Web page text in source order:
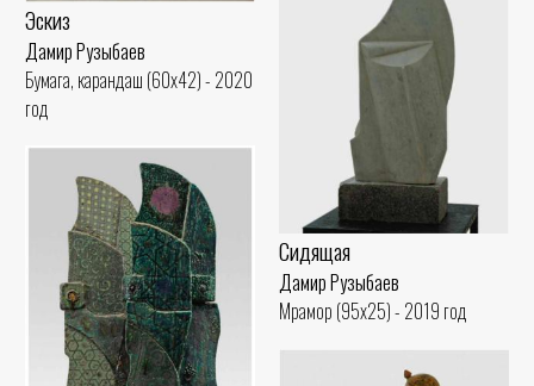
Эскиз
Дамир Рузыбаев
Бумага, карандаш (60x42) - 2020
год
Сидящая
Дамир Рузыбаев
Мрамор (95x25) - 2019 год